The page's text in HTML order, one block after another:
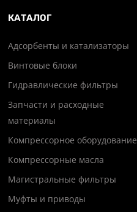
КАТАЛОГ
Адсорбенты и катализаторы
Винтовые блоки
Гидравлические фильтры
Запчасти и расходные
материалы
Компрессорное оборудование
Компрессорные масла
Магистральные фильтры
Муфты и приводы